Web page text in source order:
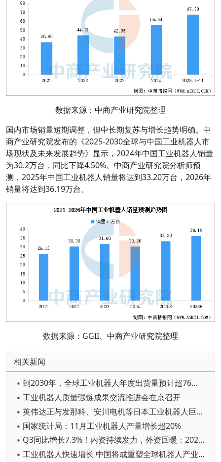
数据来源：中商产业研究院整理
国内市场销量短期调整，但中长期复苏与增长趋势明确。中
商产业研究院发布的《2025-2030全球与中国工业机器人市
场现状及未来发展趋势》显示，2024年中国工业机器人销量
为30.2万台，同比下降4.50%。中商产业研究院分析师预
测，2025年中国工业机器人销量将达到33.20万台，2026年
销量将达到36.19万台。
数据来源：GGII、中商产业研究院整理
相关新闻
▪ 到2030年，全球工业机器人年度出货量预计超76万台
▪ 工业机器人质量强链成果交流推进会在京召开
▪ 英伟达正与发那科、安川电机等日本工业机器人巨头开展AI合作
▪ 国家统计局：11月工业机器人产量增长超20%
▪ Q3同比增长7.3%！内资持续发力，外资回暖：2025年前三季度中国工业机器人市场的暗战格局
▪ 工业机器人快速增长 中国将成重塑全球机器人产业格局重要变量